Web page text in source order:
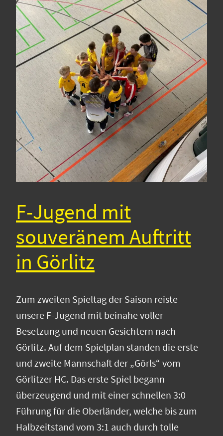
F-Jugend mit
souveränem Auftritt
in Görlitz
Zum zweiten Spieltag der Saison reiste
unsere F-Jugend mit beinahe voller
Besetzung und neuen Gesichtern nach
Görlitz. Auf dem Spielplan standen die erste
und zweite Mannschaft der „Görls“ vom
Görlitzer HC. Das erste Spiel begann
überzeugend und mit einer schnellen 3:0
Führung für die Oberländer, welche bis zum
Halbzeitstand vom 3:1 auch durch tolle